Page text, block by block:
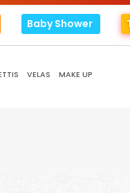
Baby Shower
VELAS MAKE UP